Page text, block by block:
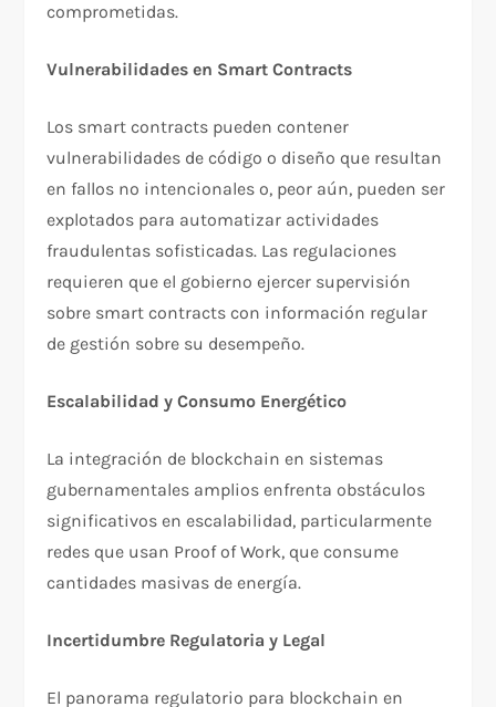
comprometidas.​
Vulnerabilidades en Smart Contracts
Los smart contracts pueden contener
vulnerabilidades de código o diseño que resultan
en fallos no intencionales o, peor aún, pueden ser
explotados para automatizar actividades
fraudulentas sofisticadas. Las regulaciones
requieren que el gobierno ejercer supervisión
sobre smart contracts con información regular
de gestión sobre su desempeño.​
Escalabilidad y Consumo Energético
La integración de blockchain en sistemas
gubernamentales amplios enfrenta obstáculos
significativos en escalabilidad, particularmente
redes que usan Proof of Work, que consume
cantidades masivas de energía.​
Incertidumbre Regulatoria y Legal
El panorama regulatorio para blockchain en